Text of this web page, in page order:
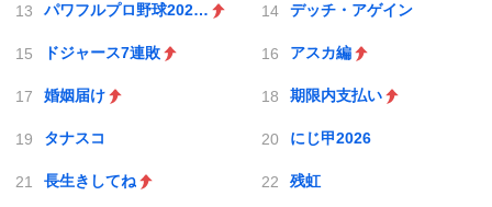
パワフルプロ野球2026-2027 デッチ・アゲイン
ドジャース7連敗 アスカ編
婚姻届け 期限内支払い
タナスコ にじ甲2026
長生きしてね 残虹